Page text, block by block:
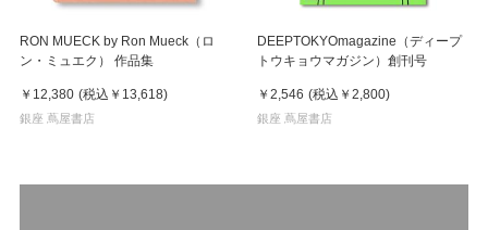
RON MUECK by Ron Mueck（ロ
ン・ミュエク） 作品集
￥12,380 (税込 ￥13,618)
銀座 蔦屋書店
DEEPTOKYOmagazine（ディープ
トウキョウマガジン）創刊号
￥2,546 (税込 ￥2,800)
銀座 蔦屋書店